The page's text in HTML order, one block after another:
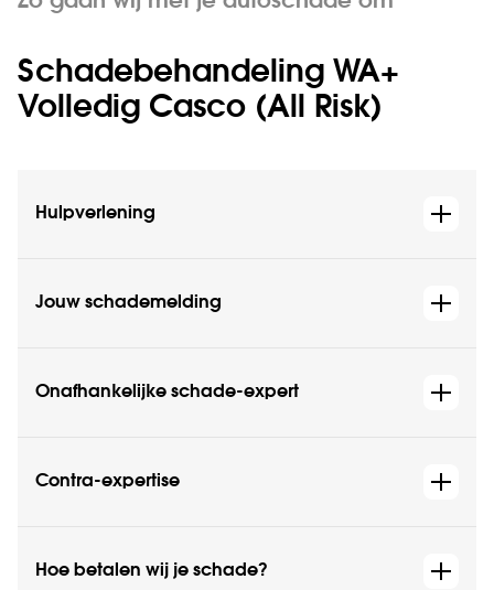
Schadebehandeling WA+
Volledig Casco (All Risk)
Hulpverlening
Jouw schademelding
Onafhankelijke schade-expert
Contra-expertise
Hoe betalen wij je schade?